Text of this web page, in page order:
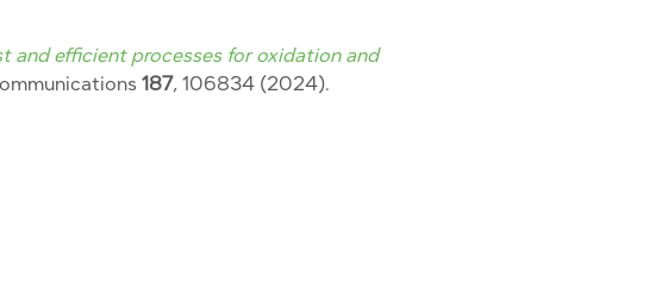
and efficient processes for oxidation and
187, 106834 (2024).